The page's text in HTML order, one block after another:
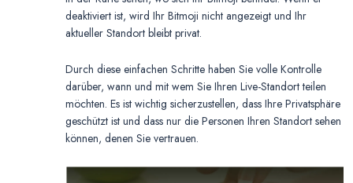
deaktiviert ist, wird Ihr Bitmoji nicht angezeigt und Ihr
aktueller Standort bleibt privat.
Durch diese einfachen Schritte haben Sie volle Kontrolle
darüber, wann und mit wem Sie Ihren Live-Standort teilen
möchten. Es ist wichtig sicherzustellen, dass Ihre Privatsphäre
geschützt ist und dass nur die Personen Ihren Standort sehen
können, denen Sie vertrauen.